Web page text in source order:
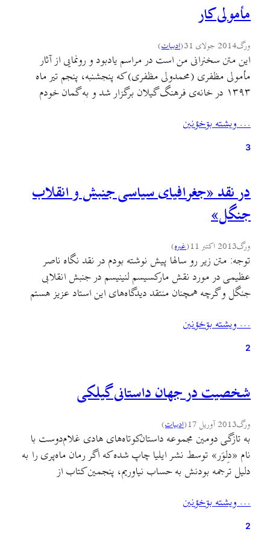
مأمولی کار
ورگ2014 جولای 31 (ادبيات)
این متن سخنرانی من است در مراسم یادبود و رونمایی از آثار
مأمولی مظفری (محمدولی مظفری) که پنجشنبه، پنجم تیر ماه
۱۳۹۳ در خانه‌ی فرهنگ گیلان برگزار شد و به گمان خودم
گیلکی باید به‌ش فکر کنند. چهار کتاب مجموعه آثار مأمولی را در
پیشخوان ورگ (۱،…
… ويشته بۊخؤنين
3
در نقد «جغرافیای سیاسی جنبش و انقلاب
جنگل»
ورگ2013 اکتبر 11 (غىره)
توجه: متن زیر رو سالها پیش نوشته بودم در نقد نگاه ناصر
عظیمی در مورد نقش مارکسیسم لنینیسم در جنبش انقلابی
جنگل و گرچه همچنان منتقد دیدگاه‌های این استاد عزیز هستم
فاصله و با درنگ و مطالعهٔ بيشتر از نظر من…
… ويشته بۊخؤنين
2
شخصیت در جهان داستانی گیلکی
ورگ2013 آوریل 17 (ادبيات)
به تازگی دومین مجموعه داستان‌کوتاه‌های هادی غلام‌دوست با
نام «دِلوَر» توسط نشر ایلیا چاپ شده که اگر رمان ماه‌پری را به
دلیل ترجمه بودنش به حساب نیاوریم، پنجمین کتاب از
هنوز به سبب توزیع نامناسب -که دامن‌گیر همه‌ی
مجموعه‌داستان‌های گیلکی‌ست- در هیچ کتاب‌فروشی در دسترس
… ويشته بۊخؤنين
2